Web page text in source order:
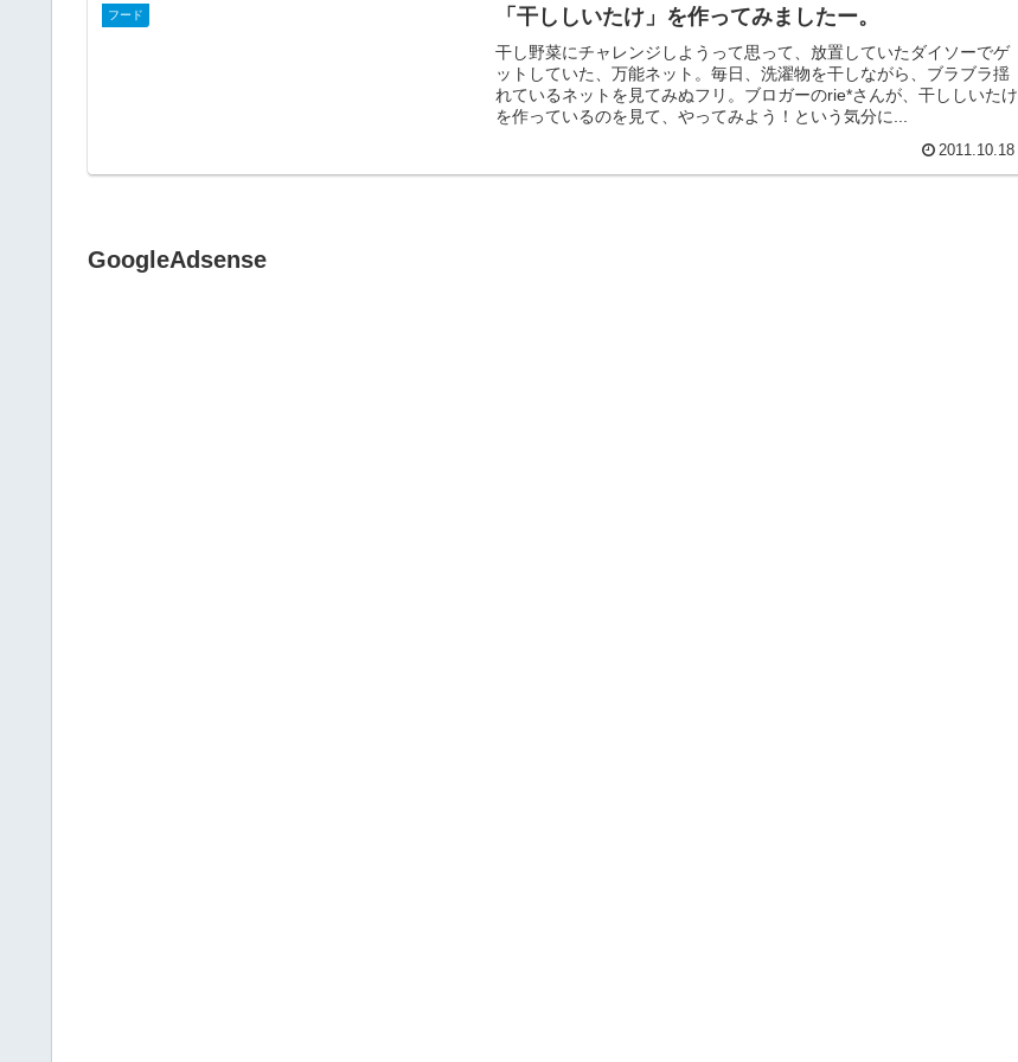
フード 「干ししいたけ」を作ってみましたー。
干し野菜にチャレンジしようって思って、放置していたダイソーでゲ
ットしていた、万能ネット。毎日、洗濯物を干しながら、ブラブラ揺
れているネットを見てみぬフリ。ブロガーのrie*さんが、干ししいたけ
を作っているのを見て、やってみよう！という気分に...
2011.10.18
GoogleAdsense